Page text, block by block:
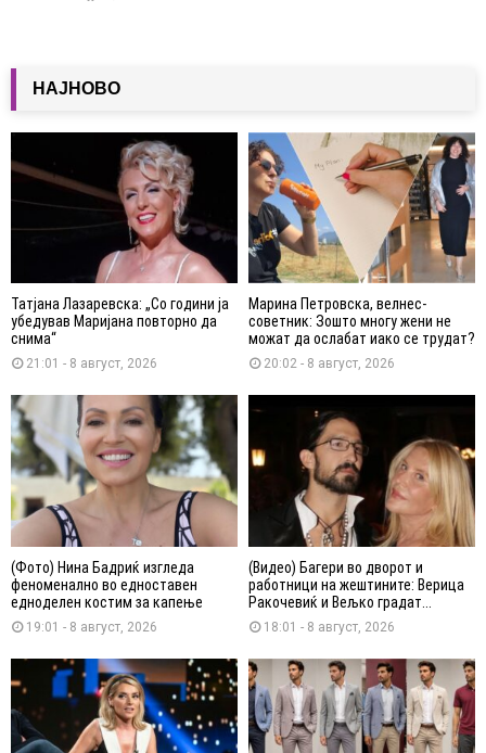
НАЈНОВО
Татјана Лазаревска: „Со години ја
убедував Маријана повторно да
снима“
21:01 - 8 август, 2026
Марина Петровска, велнес-
советник: Зошто многу жени не
можат да ослабат иако се трудат?
20:02 - 8 август, 2026
(Фото) Нина Бадриќ изгледа
феноменално во едноставен
едноделен костим за капење
19:01 - 8 август, 2026
(Видео) Багери во дворот и
работници на жештините: Верица
Ракочевиќ и Вељко градат...
18:01 - 8 август, 2026